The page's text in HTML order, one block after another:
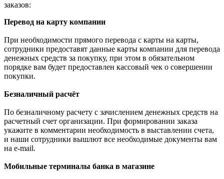
заказов:
Перевод на карту компании
При необходимости прямого перевода с карты на карты,
сотрудники предоставят данные карты компании для перевода
денежных средств за покупку, при этом в обязательном
порядке вам будет предоставлен кассовый чек о совершении
покупки.
Безналичный расчёт
По безналичному расчету с зачислением денежных средств на
расчетный счет организации. При формировании заказа
укажите в комментарии необходимость в выставлении счета,
и наши сотрудники вышлют все необходимые документы вам
на e-mail.
Мобильные терминалы банка в магазине